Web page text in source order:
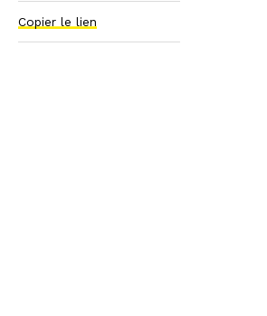
Copier le lien